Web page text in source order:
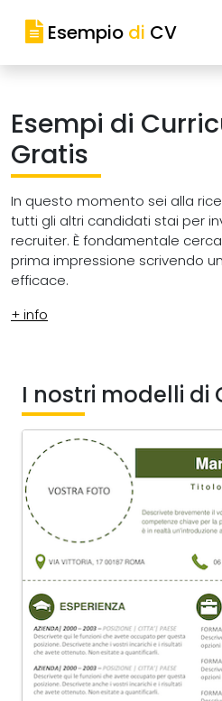
Esempio di CV
Esempi di
Gratis
In questo momento sei alla
tutti gli altri candidati stai per
recruiter. È fondamentale
prima impressione scrivendo
efficace.
+ info
I nostri modelli di